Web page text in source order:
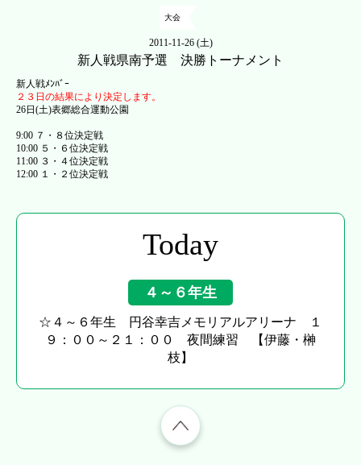
大会
2011-11-26 (土)
新人戦県南予選 決勝トーナメント
新人戦ﾒﾝﾊﾞｰ
２３日の結果により決定します。
26日(土)表郷総合運動公園
9:00 ７・８位決定戦
10:00 ５・６位決定戦
11:00 ３・４位決定戦
12:00 １・２位決定戦
Today
４～６年生
☆４～６年生 円谷幸吉メモリアルアリーナ １
９：００～２１：００ 夜間練習 【伊藤・榊
枝】